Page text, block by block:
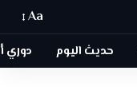
Aa
حديث اليوم دوري